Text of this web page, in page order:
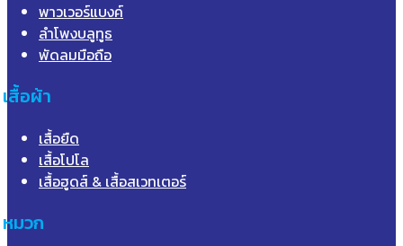
พาวเวอร์แบงค์
ลำโพงบลูทูธ
พัดลมมือถือ
เสื้อผ้า
เสื้อยืด
เสื้อโปโล
เสื้อฮูดส์ & เสื้อสเวทเตอร์
หมวก